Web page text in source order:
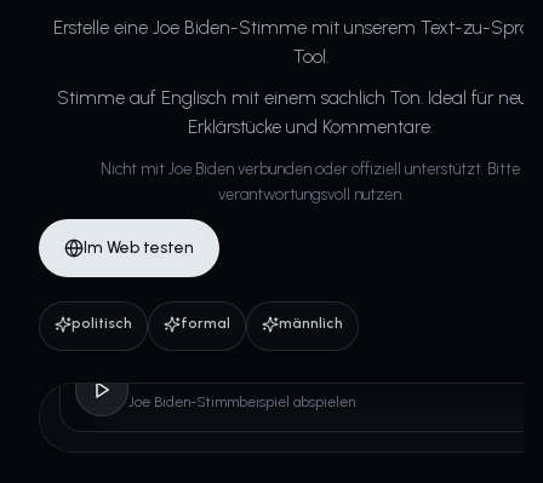
Erstelle eine Joe Biden-Stimme mit unserem Text-zu-
Tool.
Stimme auf Englisch mit einem sachlich Ton. Ideal für
Erklärstücke und Kommentare.
Nicht mit Joe Biden verbunden oder offiziell unterstützt. Bitte
verantwortungsvoll nutzen.
Im Web testen
politisch formal männlich
Joe Biden-Stimmbeispiel abspielen